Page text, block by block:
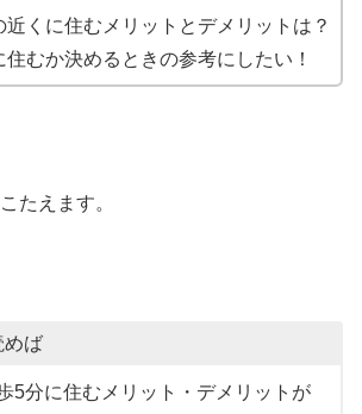
近くに住むメリットとデメリットは？
住むか決めるときの参考にしたい！
たえます。
めば
5分に住むメリット・デメリットが